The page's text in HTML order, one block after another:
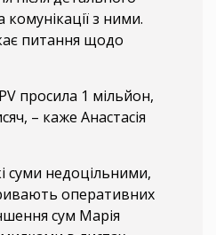
комунікації з ними.
питання щодо
просила 1 мільйон,
– каже Анастасія
суми недоцільними,
оперативних
сум Марія